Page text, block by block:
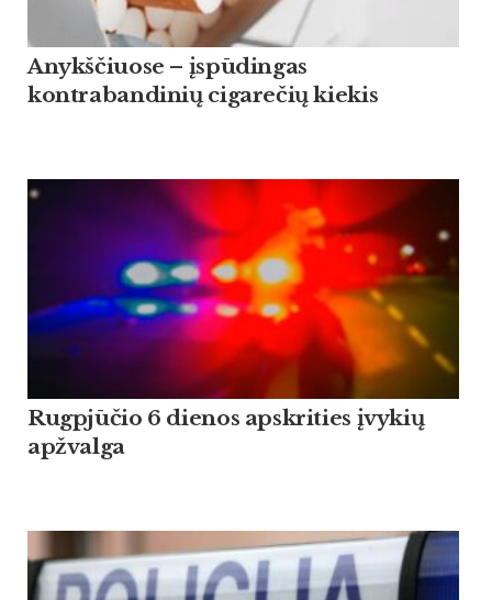
Anykščiuose – įspūdingas
kontrabandinių cigarečių kiekis
Rugpjūčio 6 dienos apskrities įvykių
apžvalga